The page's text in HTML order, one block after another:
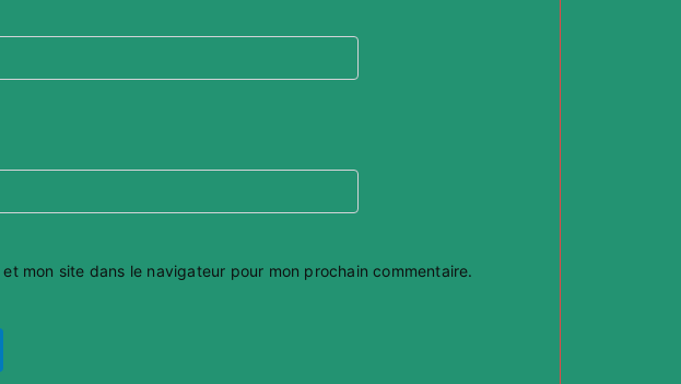
mon site dans le navigateur pour mon prochain commentaire.